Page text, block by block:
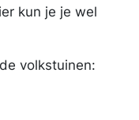
kun je je wel
volkstuinen: